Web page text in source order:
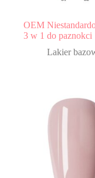
OEM
3 w 1 do paznokci
Lakier